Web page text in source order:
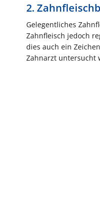
2.
Gelegentliches
Zahnfleisch jedoch
dies auch ein
Zahnarzt untersucht